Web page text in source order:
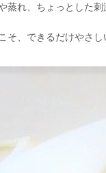
蒸れ、ちょっとした
そ、できるだけやさ